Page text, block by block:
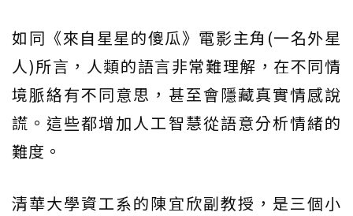
如同《來自星星的傻瓜》電影主角(一名外星
人)所言，人類的語言非常難理解，在不同情
境脈絡有不同意思，甚至會隱藏真實情感說
謊。這些都增加人工智慧從語意分析情緒的
難度。
清華大學資工系的陳宜欣副教授，是三個小